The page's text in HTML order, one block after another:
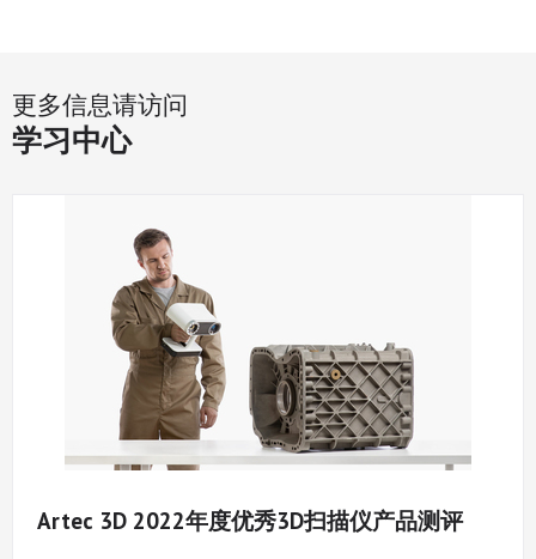
更多信息请访问
学习中心
Artec 3D 2022年度优秀3D扫描仪产品测评